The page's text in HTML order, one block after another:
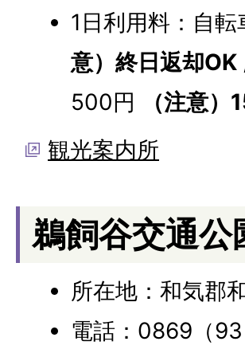
1日利用料：自
意）終日返却OK
500円
（注意
観光案内所
鵜飼谷交通公
所在地：和気郡
電話：0869（